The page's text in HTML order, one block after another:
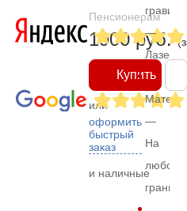
Пенсионерам
1900 руб.
Купить
или
оформить
быстрый
заказ
и наличные
—
—
На
любом
граните